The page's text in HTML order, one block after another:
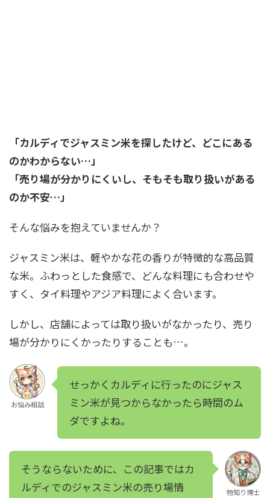
「カルディでジャスミン米を探したけど、どこにある
のかわからない…」
「売り場が分かりにくいし、そもそも取り扱いがある
のか不安…」
そんな悩みを抱えていませんか？
ジャスミン米は、軽やかな花の香りが特徴的な高品質
な米。ふわっとした食感で、どんな料理にも合わせや
すく、タイ料理やアジア料理によく合います。
しかし、店舗によっては取り扱いがなかったり、売り
場が分かりにくかったりすることも…。
お悩み相談
せっかくカルディに行ったのにジャス
ミン米が見つからなかったら時間のム
ダですよね。
そうならないために、この記事ではカ
ルディでのジャスミン米の売り場情
物知り博士